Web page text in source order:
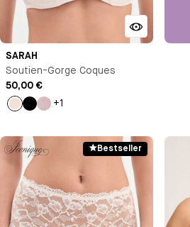
SARAH
Soutien-Gorge Coques
50,00 €
Milk
+1
Bestseller